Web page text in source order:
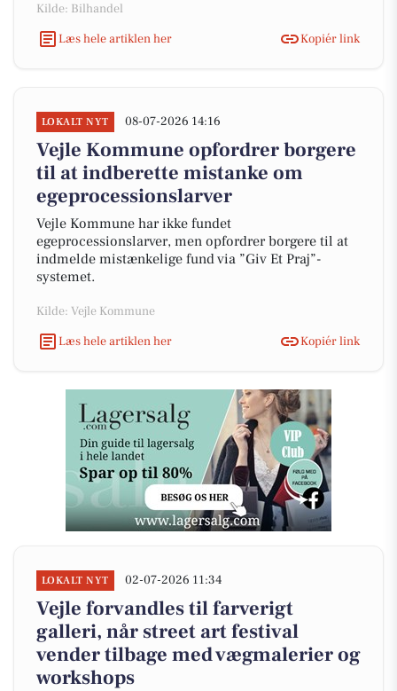
Kilde: Bilhandel
Læs hele artiklen her
Kopiér link
LOKALT NYT 08-07-2026 14:16
Vejle Kommune opfordrer borgere
til at indberette mistanke om
egeprocessionslarver
Vejle Kommune har ikke fundet
egeprocessionslarver, men opfordrer borgere til at
indmelde mistænkelige fund via ”Giv Et Praj”-
systemet.
Kilde: Vejle Kommune
Læs hele artiklen her
Kopiér link
LOKALT NYT 02-07-2026 11:34
Vejle forvandles til farverigt
galleri, når street art festival
vender tilbage med vægmalerier og
workshops